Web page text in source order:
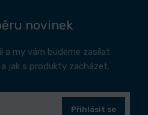
novinek
a my vám budeme zasílat
jak s produkty zacházet.
Přihlásit se